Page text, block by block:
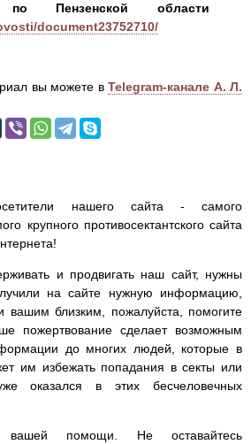
Пензенской области
document23752710/
вы можете в Telegram-канале А. Л.
нашего сайта - самого
крупного противосектантского сайта
и продвигать наш сайт, нужны
на сайте нужную информацию,
вашим близким, пожалуйста, помогите
пожертвование сделает возможным
до многих людей, которые в
им избежать попадания в секты или
оказался в этих бесчеловечных
помощи. Не оставайтесь